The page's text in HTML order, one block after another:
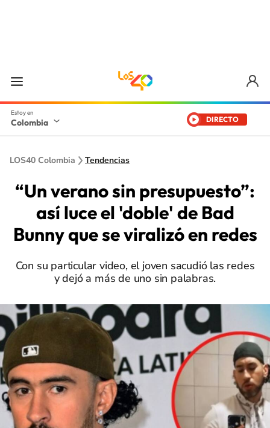
Colombia DIRECTO
LOS40 Colombia Tendencias
“Un verano sin presupuesto”:
así luce el 'doble' de Bad
Bunny que se viralizó en redes
Con su particular video, el joven sacudió las redes
y dejó a más de uno sin palabras.